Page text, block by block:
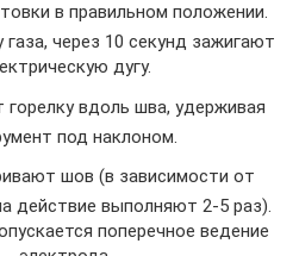
в правильном положении.
через 10 секунд зажигают
дугу.
вдоль шва, удерживая
под наклоном.
шов (в зависимости от
действие выполняют 2-5 раз).
поперечное ведение